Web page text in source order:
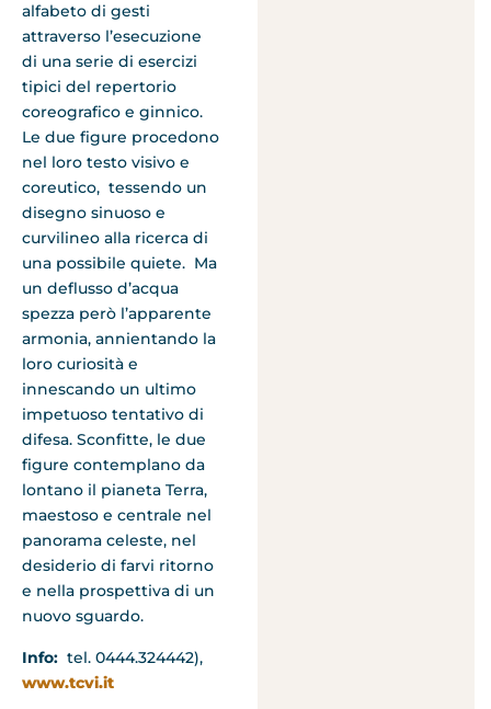
alfabeto di gesti
attraverso l’esecuzione
di una serie di esercizi
tipici del repertorio
coreografico e ginnico.
Le due figure procedono
nel loro testo visivo e
coreutico, tessendo un
disegno sinuoso e
curvilineo alla ricerca di
una possibile quiete. Ma
un deflusso d’acqua
spezza però l’apparente
armonia, annientando la
loro curiosità e
innescando un ultimo
impetuoso tentativo di
difesa. Sconfitte, le due
figure contemplano da
lontano il pianeta Terra,
maestoso e centrale nel
panorama celeste, nel
desiderio di farvi ritorno
e nella prospettiva di un
nuovo sguardo.
Info: tel. 0444.324442),
www.tcvi.it